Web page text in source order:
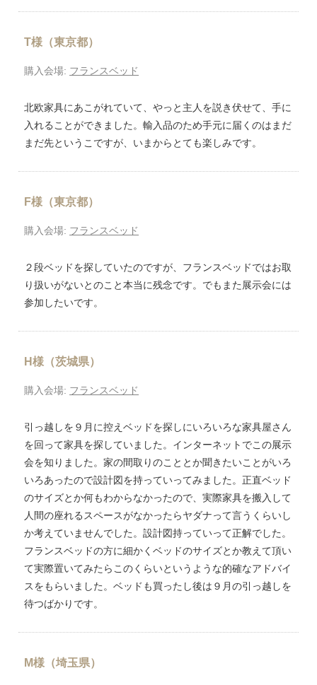
T様（東京都）
購入会場: フランスベッド
北欧家具にあこがれていて、やっと主人を説き伏せて、手に
入れることができました。輸入品のため手元に届くのはまだ
まだ先というこですが、いまからとても楽しみです。
F様（東京都）
購入会場: フランスベッド
２段ベッドを探していたのですが、フランスベッドではお取
り扱いがないとのこと本当に残念です。でもまた展示会には
参加したいです。
H様（茨城県）
購入会場: フランスベッド
引っ越しを９月に控えベッドを探しにいろいろな家具屋さん
を回って家具を探していました。インターネットでこの展示
会を知りました。家の間取りのこととか聞きたいことがいろ
いろあったので設計図を持っていってみました。正直ベッド
のサイズとか何もわからなかったので、実際家具を搬入して
人間の座れるスペースがなかったらヤダナって言うくらいし
か考えていませんでした。設計図持っていって正解でした。
フランスベッドの方に細かくベッドのサイズとか教えて頂い
て実際置いてみたらこのくらいというような的確なアドバイ
スをもらいました。ベッドも買ったし後は９月の引っ越しを
待つばかりです。
M様（埼玉県）